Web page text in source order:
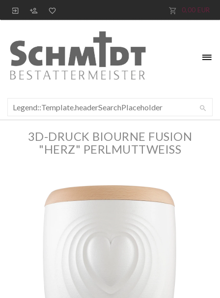
0,00 EUR
3D-DRUCK BIOURNE FUSION
"HERZ" PERLMUTTWEISS